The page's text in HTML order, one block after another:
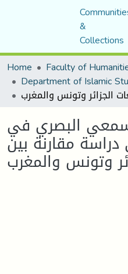
&
Collections
Home
البصري في
دراسة مقارنة بين
وتونس والمغرب